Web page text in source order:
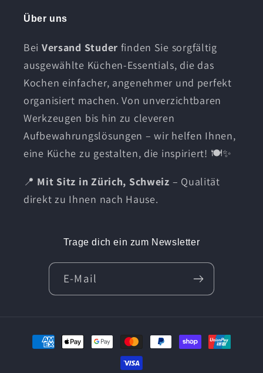
Über uns
Bei Versand Studer finden Sie sorgfältig
ausgewählte Küchen-Essentials, die das
Kochen einfacher, angenehmer und perfekt
organisiert machen. Von unverzichtbaren
Werkzeugen bis hin zu cleveren
Aufbewahrungslösungen – wir helfen Ihnen,
eine Küche zu gestalten, die inspiriert! 🍽️✨
📍 Mit Sitz in Zürich, Schweiz – Qualität
direkt zu Ihnen nach Hause.
Trage dich ein zum Newsletter
E-Mail
Zahlungsmethoden